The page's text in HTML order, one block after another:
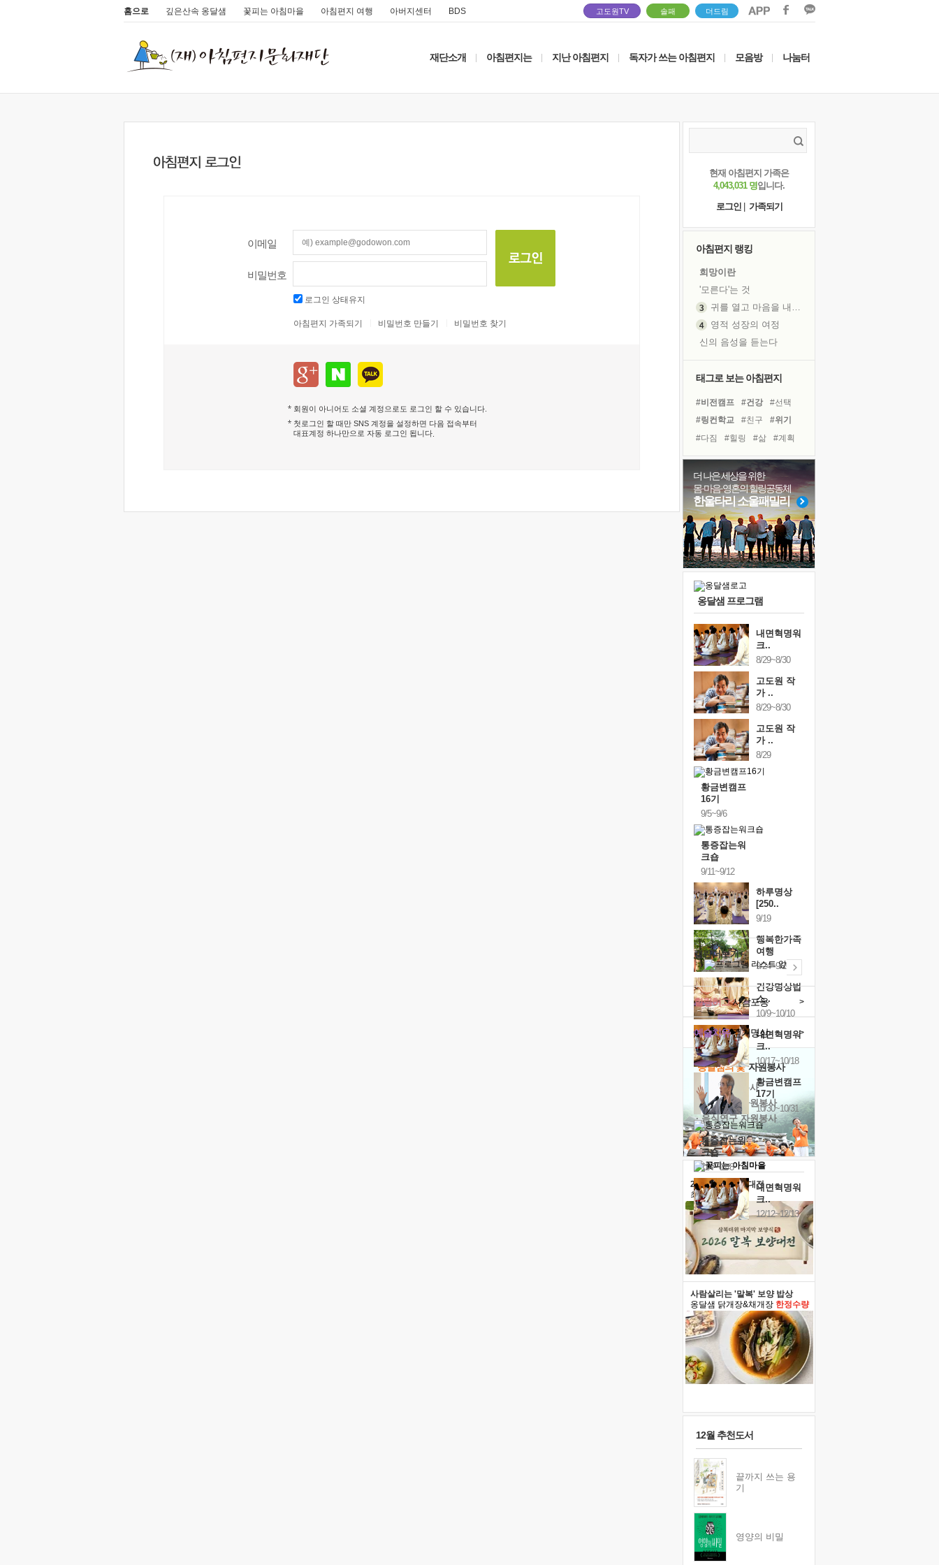
홈으로 깊은산속 옹달샘 꽃피는 아침마을 아침편지 여행 아버지센터 BDS 고도원TV 솔패 더드림
재단소개 아침편지는 지난 아침편지 독자가 쓰는 아침편지 모음방 나눔터
이메일
비밀번호
로그인 상태유지
아침편지 가족되기 비밀번호 만들기 비밀번호 찾기
회원이 아니어도 소셜 계정으로도 로그인 할 수 있습니다.
첫로그인 할 때만 SNS 계정을 설정하면 다음 접속부터
대표계정 하나만으로 자동 로그인 됩니다
현재 아침편지 가족은
4,043,031 명입니다.
로그인
가족되기
아침편지 랭킹
희망이란
'모른다'는 것
귀를 열고 마음을 내어주고
영적 성장의 여정
신의 음성을 듣는다
극과 극의 양 끝단
'말 타는 법'을 먼저
졸업식 사진을 보며
극심한 변비, 어깨결림, 수면 장애
아픈 아버지를 위한 공간 설계
슬럼프
보고 싶은 어머니
유년 시절의 부산 영도 바다
못된 꼰대들
너무 황홀한 꽃들이여!
태그로 보는 아침편지
#비전캠프 #건강
#선택
#링컨학교
#친구
#위기
#다짐
#힐링 #삶
#계획
#독서
#바이러스
#아이들
#유튜브
#희망
#독서캠프
#나눔
#리더
#면역력
#극복 #도움
더 나은 세상을 위한
몸·마음·영혼의 힐링공동체
한울타리 소울패밀리
옹달샘 프로그램
내면혁명워
크..
8/29~8/30
고도원 작
가 ..
8/29~8/30
고도원 작
가 ..
8/29
황금변캠프
16기
9/5~9/6
통증잡는워
크숍
9/11~9/12
하루명상
[250..
9/19
행복한가족
여행
9/24~9/26
건강명상법
스..
10/9~10/10
내면혁명워
크..
10/17~10/18
황금변캠프
17기
10/30~10/31
통증잡는워
크숍
11/7~11/8
내면혁명워
크..
12/12~12/13
캘린더보기+
예술치유걷기명상 >
힐링허그사감포옹 >
'옹달샘의 꽃'자원봉사
· 청년 자원봉사
· 금빛청년 자원봉사
· 음식연구 자원봉사
2026 말복 보양대전
최대74%할인
사람살리는 '말복' 보양 밥상
옹달샘 닭개장&채개장 한정수량
12월 추천도서
끝까지 쓰는 용
기
영양의 비밀